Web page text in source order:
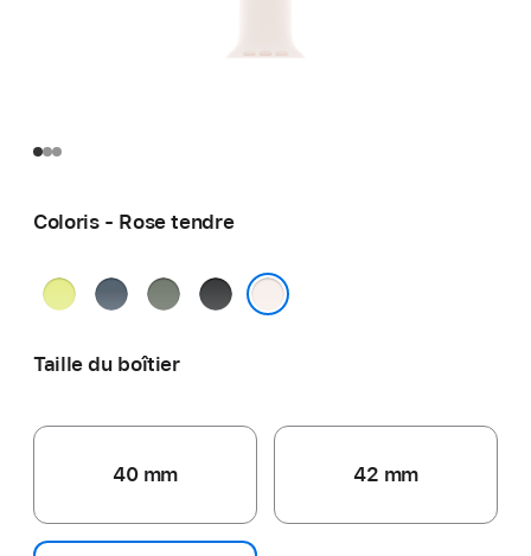
Coloris - Rose tendre
JauneBleu
Gris
Noir
Taille du boîtier
40 mm 42 mm